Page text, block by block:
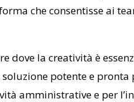
che consentisse ai
dove la creatività è
potente e
amministrative e per